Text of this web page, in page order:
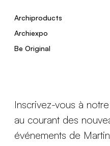
Archiproducts
Archiexpo
Be Original
Inscrivez-vous à
au courant des
événements de